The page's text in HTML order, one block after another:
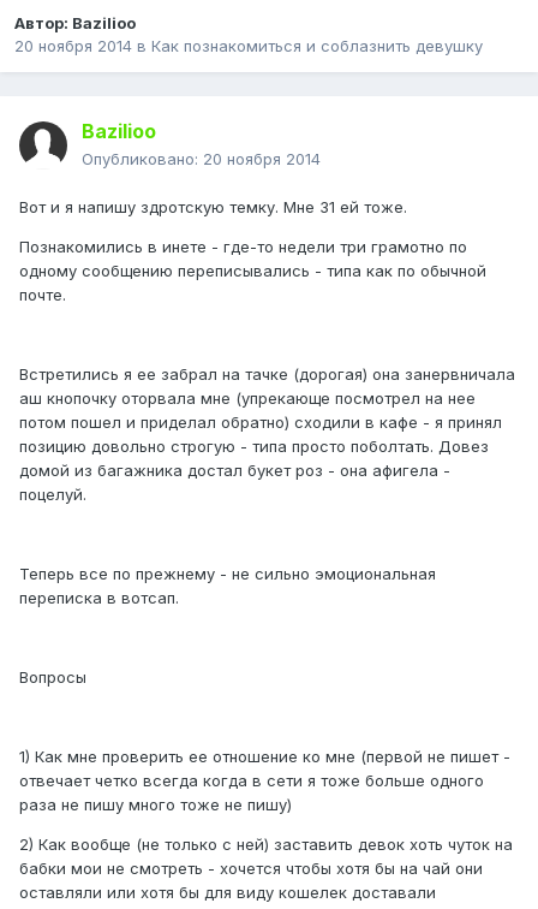
Автор: Bazilioo
20 ноября 2014 в Как познакомиться и соблазнить девушку
Bazilioo
Опубликовано: 20 ноября 2014
Вот и я напишу здротскую темку. Мне 31 ей тоже.
Познакомились в инете - где-то недели три грамотно по
одному сообщению переписывались - типа как по обычной
почте.
Встретились я ее забрал на тачке (дорогая) она занервничала
аш кнопочку оторвала мне (упрекающе посмотрел на нее
потом пошел и приделал обратно) сходили в кафе - я принял
позицию довольно строгую - типа просто поболтать. Довез
домой из багажника достал букет роз - она афигела -
поцелуй.
Теперь все по прежнему - не сильно эмоциональная
переписка в вотсап.
Вопросы
1) Как мне проверить ее отношение ко мне (первой не пишет -
отвечает четко всегда когда в сети я тоже больше одного
раза не пишу много тоже не пишу)
2) Как вообще (не только с ней) заставить девок хоть чуток на
бабки мои не смотреть - хочется чтобы хотя бы на чай они
оставляли или хотя бы для виду кошелек доставали